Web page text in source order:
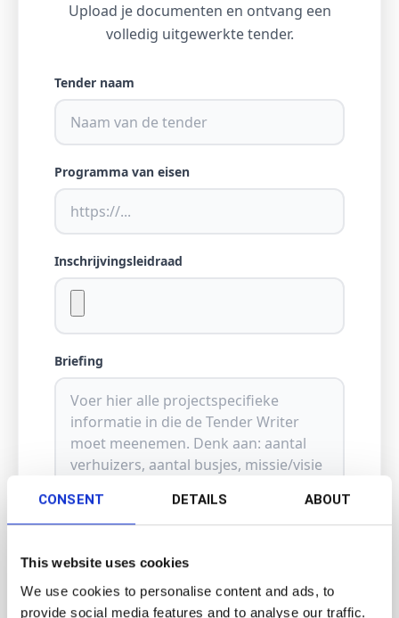
CONSENT DETAILS ABOUT
This website uses cookies
We use cookies to personalise content and ads, to
provide social media features and to analyse our traffic.
Upload je documenten en ontvang een
volledig uitgewerkte tender.
Tender naam
Programma van eisen
Inschrijvingsleidraad
Briefing